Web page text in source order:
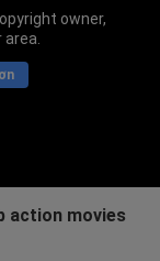
owner,
action movies